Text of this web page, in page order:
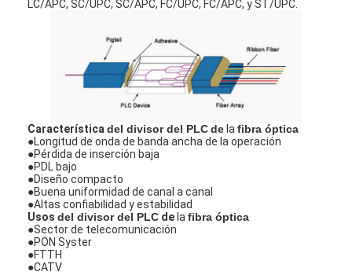
LC/APC, SC/UPC, SC/APC, FC/UPC, FC/APC, y ST/UPC.
Característica del divisor del PLC de lafibra óptica
●Longitud de onda de banda ancha de la operación
●Pérdida de inserción baja
●PDL bajo
●Diseño compacto
●Buena uniformidad de canal a canal
●Altas confiabilidad y estabilidad
Usos del divisor del PLC de lafibra óptica
●Sector de telecomunicación
●PON Syster
●FTTH
●CATV